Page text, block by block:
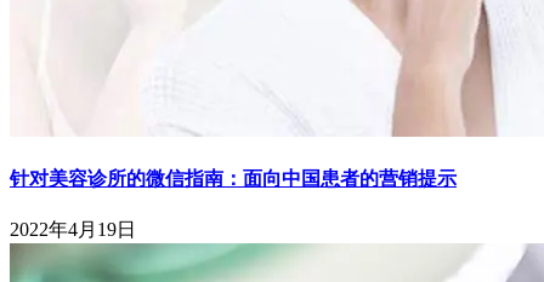
针对美容诊所的微信指南：面向中国患者的营销提示
2022年4月19日